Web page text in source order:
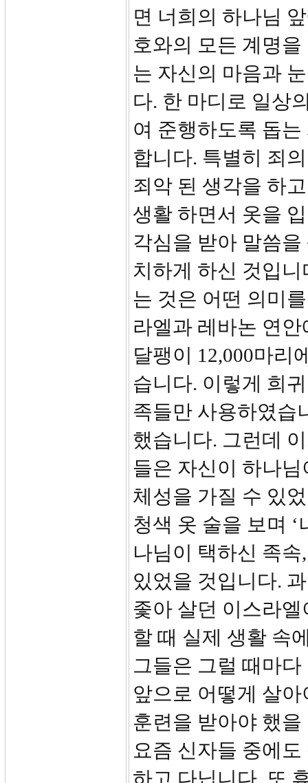
면 너희의 하나님
호와의 모든 계명
는 자신의 마음과
다. 한 마디로 일상
여 준행하도록 돕
합니다. 특별히 죄
죄악 된 생각을 하
생활 하면서 옷을
각심을 받아 말씀
치하게 하신 것입
는 것은 어떤 의미
라엘과 레바논 연
달팽이 12,000마리
습니다. 이렇게 희
족들만 사용하였습
했습니다. 그런데
들은 자신이 하나
체성을 가질 수 있
청색 옷 술을 보며
나님이 택하신 족
있었을 것입니다.
좇아 살던 이스라
할 때 실제 생활 속
그들은 그럴 때마
앞으로 어떻게 살
훈련을 받아야 했을
요즘 신자들 중에
하고 다닙니다. 또